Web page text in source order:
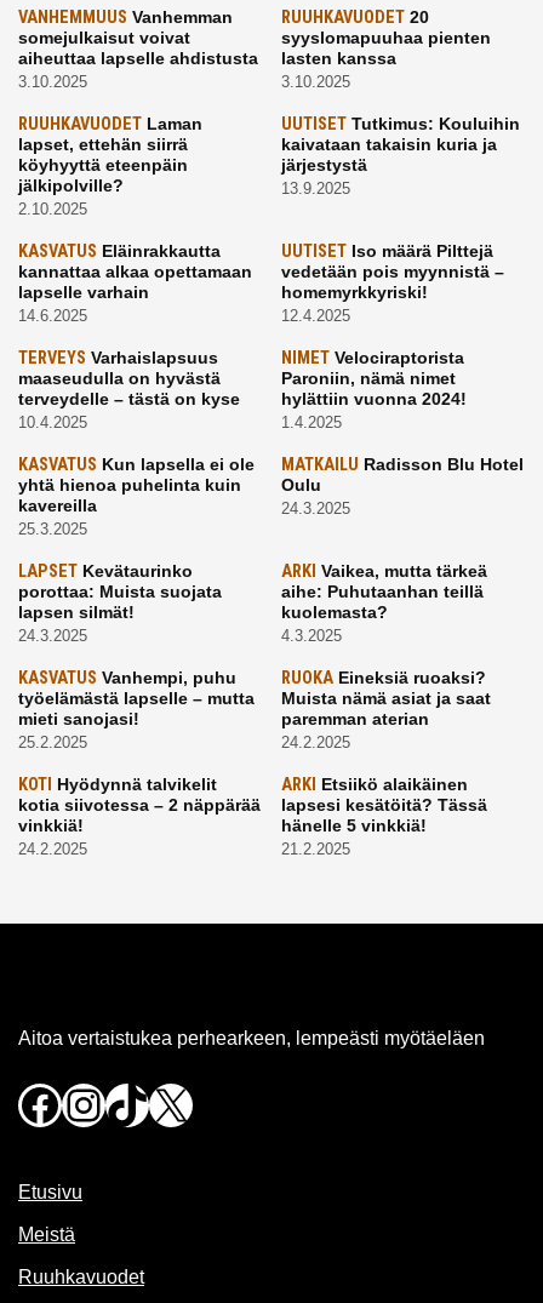
VANHEMMUUS Vanhemman
somejulkaisut voivat
aiheuttaa lapselle ahdistusta
3.10.2025
RUUHKAVUODET20
syyslomapuuhaa pienten
lasten kanssa
3.10.2025
RUUHKAVUODET Laman
lapset, ettehän siirrä
köyhyyttä eteenpäin
jälkipolville?
2.10.2025
UUTISETTutkimus: Kouluihin
kaivataan takaisin kuria ja
järjestystä
13.9.2025
KASVATUS Eläinrakkautta
kannattaa alkaa opettamaan
lapselle varhain
14.6.2025
UUTISETIso määrä Pilttejä
vedetään pois myynnistä –
homemyrkkyriski!
12.4.2025
TERVEYS Varhaislapsuus
maaseudulla on hyvästä
terveydelle – tästä on kyse
10.4.2025
NIMETVelociraptorista
Paroniin, nämä nimet
hylättiin vuonna 2024!
1.4.2025
KASVATUS Kun lapsella ei ole
yhtä hienoa puhelinta kuin
kavereilla
25.3.2025
MATKAILU Radisson Blu Hotel
Oulu
24.3.2025
LAPSET Kevätaurinko
porottaa: Muista suojata
lapsen silmät!
24.3.2025
ARKI Vaikea, mutta tärkeä
aihe: Puhutaanhan teillä
kuolemasta?
4.3.2025
KASVATUS Vanhempi, puhu
työelämästä lapselle – mutta
mieti sanojasi!
25.2.2025
RUOKAEineksiä ruoaksi?
Muista nämä asiat ja saat
paremman aterian
24.2.2025
KOTI Hyödynnä talvikelit
kotia siivotessa – 2 näppärää
vinkkiä!
24.2.2025
ARKI Etsiikö alaikäinen
lapsesi kesätöitä? Tässä
hänelle 5 vinkkiä!
21.2.2025
Aitoa vertaistukea perhearkeen, lempeästi myötäeläen
Facebook
Instagram
TikTok
X
Etusivu
Meistä
Ruuhkavuodet